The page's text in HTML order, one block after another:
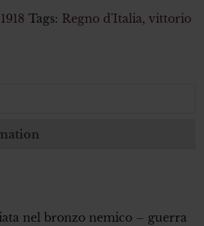
Tags: Regno d'Italia, vittorio
nel bronzo nemico – guerra